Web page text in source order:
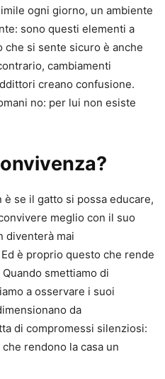
ogni giorno, un ambiente
sono questi elementi a
si sente sicuro è anche
cambiamenti
creano confusione.
no: per lui non esiste
è se il gatto si possa educare,
meglio con il suo
diventerà mai
è proprio questo che rende
smettiamo di
a osservare i suoi
da
di compromessi silenziosi:
rendono la casa un